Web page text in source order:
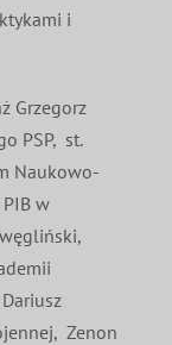
i
Grzegorz
PSP, st.
Naukowo-
w
Zenon